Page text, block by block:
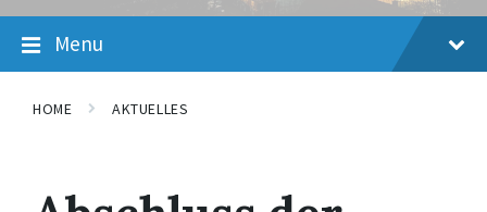
Menu
HOME AKTUELLES